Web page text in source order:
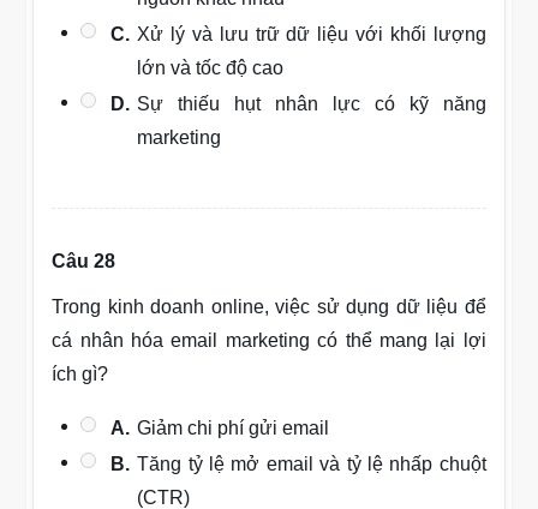
C. Xử lý và lưu trữ dữ liệu với khối lượng
lớn và tốc độ cao
D. Sự thiếu hụt nhân lực có kỹ năng
marketing
Câu 28
Trong kinh doanh online, việc sử dụng dữ liệu để
cá nhân hóa email marketing có thể mang lại lợi
ích gì?
A. Giảm chi phí gửi email
B. Tăng tỷ lệ mở email và tỷ lệ nhấp chuột
(CTR)